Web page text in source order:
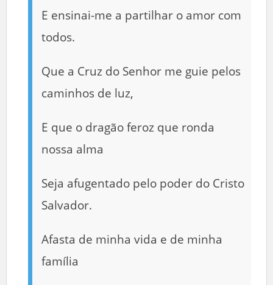
E ensinai-me a partilhar o amor com
todos.
Que a Cruz do Senhor me guie pelos
caminhos de luz,
E que o dragão feroz que ronda
nossa alma
Seja afugentado pelo poder do Cristo
Salvador.
Afasta de minha vida e de minha
família